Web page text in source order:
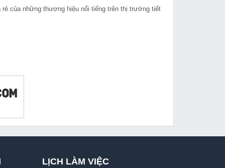
2,980,000 VNĐ
của những thương hiệu nổi tiếng trên thị trường tiết
LỊCH LÀM VIỆC